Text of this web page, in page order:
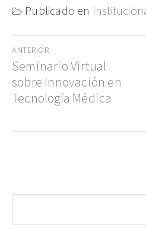
Publicado en
Navegación
de
entradas
ANTERIOR
Entrada
anterior:
Seminario Virtual
sobre Innovación en
Tecnología Médica